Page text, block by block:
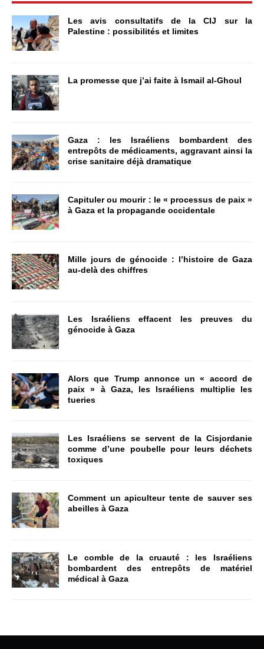
Les avis consultatifs de la CIJ sur la
Palestine : possibilités et limites
La promesse que j’ai faite à Ismail al-Ghoul
Gaza : les Israéliens bombardent des
entrepôts de médicaments, aggravant ainsi la
crise sanitaire déjà dramatique
Capituler ou mourir : le « processus de paix »
à Gaza et la propagande occidentale
Mille jours de génocide : l’histoire de Gaza
au-delà des chiffres
Les Israéliens effacent les preuves du
génocide à Gaza
Alors que Trump annonce un « accord de
paix » à Gaza, les Israéliens multiplie les
tueries
Les Israéliens se servent de la Cisjordanie
comme d’une poubelle pour leurs déchets
toxiques
Comment un apiculteur tente de sauver ses
abeilles à Gaza
Le comble de la cruauté : les Israéliens
bombardent des entrepôts de matériel
médical à Gaza